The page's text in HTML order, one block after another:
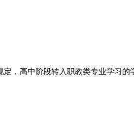
，高中阶段转入职教类专业学习的